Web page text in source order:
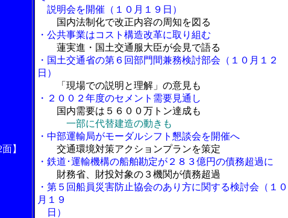
】
説明会を開催（１０月１９日）
国内法制化で改正内容の周知を図る
・公共事業はコスト構造改革に取り組む
蓮実進・国土交通服大臣が会見で語る
・国土交通省の第６回部門間兼務検討部会（１０月１２
日）
「現場での説明と理解」の意見も
・２００２年度のセメント需要見通し
国内需要は５６００万トン達成も
一部に代替建造の動きも
・中部運輸局がモーダルシフト懇談会を開催へ
交通環境対策アクションプランを策定
・鉄道･運輸機構の船舶勘定が２８３億円の債務超過に
財務省、財投対象の３機関が債務超過
・第５回船員災害防止協会のあり方に関する検討会（１０
月１９
日）